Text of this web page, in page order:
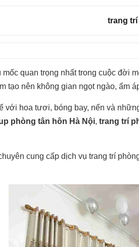
trang
quan trọng nhất trong cuộc đời
tạo nên không gian ngọt ngào, ấm
với hoa tươi, bóng bay, nến và
phòng tân hôn Hà Nội, trang trí
cung cấp dịch vụ trang trí